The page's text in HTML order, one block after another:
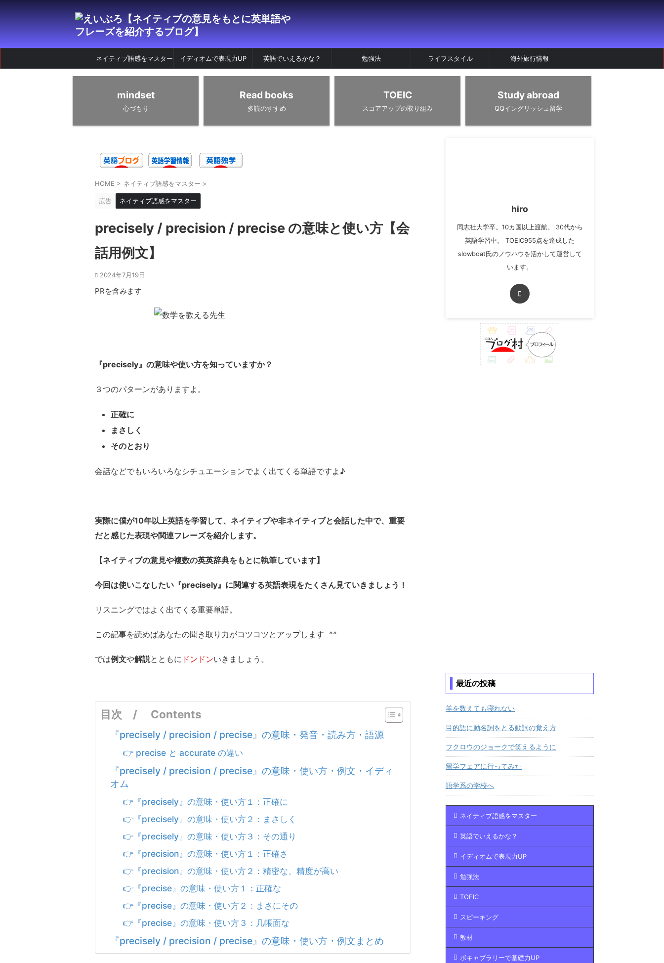
ネイティブ語感をマスター イディオムで表現力UP 英語でいえるかな？ 勉強法 ライフスタイル 海外旅行情報
mindset
心づもり
Read books
多読のすすめ
TOEIC
スコアアップの取り組み
Study abroad
QQイングリッシュ留学
HOME > ネイティブ語感をマスター >
広告 ネイティブ語感をマスター
precisely / precision / precise の意味と使い方【会
話用例文】
2024年7月19日
PRを含みます
『precisely』の意味や使い方を知っていますか？
３つのパターンがありますよ。
正確に
まさしく
そのとおり
会話などでもいろいろなシチュエーションでよく出てくる単語ですよ♪
実際に僕が10年以上英語を学習して、ネイティブや非ネイティブと会話した中で、重要
だと感じた表現や関連フレーズを紹介します。
【ネイティブの意見や複数の英英辞典をもとに執筆しています】
今回は使いこなしたい『precisely』に関連する英語表現をたくさん見ていきましょう！
リスニングではよく出てくる重要単語。
この記事を読めばあなたの聞き取り力がコツコツとアップします ^^
では例文や解説とともに ドンドンいきましょう。
目次 / Contents
『precisely / precision / precise』の意味・発音・読み方・語源
👉 precise と accurate の違い
『precisely / precision / precise』の意味・使い方・例文・イディ
オム
👉『precisely』の意味・使い方１：正確に
👉『precisely』の意味・使い方２：まさしく
👉『precisely』の意味・使い方３：その通り
👉『precision』の意味・使い方１：正確さ
👉『precision』の意味・使い方２：精密な、精度が高い
👉『precise』の意味・使い方１：正確な
👉『precise』の意味・使い方２：まさにその
👉『precise』の意味・使い方３：几帳面な
『precisely / precision / precise』の意味・使い方・例文まとめ
hiro
同志社大学卒。10カ国以上渡航。 30代から
英語学習中。 TOEIC955点を達成した
slowboat氏のノウハウを活かして運営して
います。
最近の投稿
羊を数えても寝れない
目的語に動名詞をとる動詞の覚え方
フクロウのジョークで笑えるように
留学フェアに行ってみた
語学系の学校へ
ネイティブ語感をマスター
英語でいえるかな？
イディオムで表現力UP
勉強法
TOEIC
スピーキング
教材
ボキャブラリーで基礎力UP